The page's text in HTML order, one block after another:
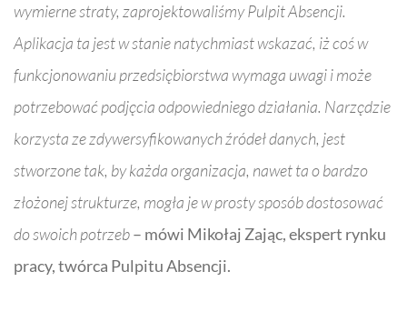
wymierne straty, zaprojektowaliśmy Pulpit Absencji.
Aplikacja ta jest w stanie natychmiast wskazać, iż coś w
funkcjonowaniu przedsiębiorstwa wymaga uwagi i może
potrzebować podjęcia odpowiedniego działania. Narzędzie
korzysta ze zdywersyfikowanych źródeł danych, jest
stworzone tak, by każda organizacja, nawet ta o bardzo
złożonej strukturze, mogła je w prosty sposób dostosować
do swoich potrzeb– mówi Mikołaj Zając, ekspert rynku
pracy, twórca Pulpitu Absencji.